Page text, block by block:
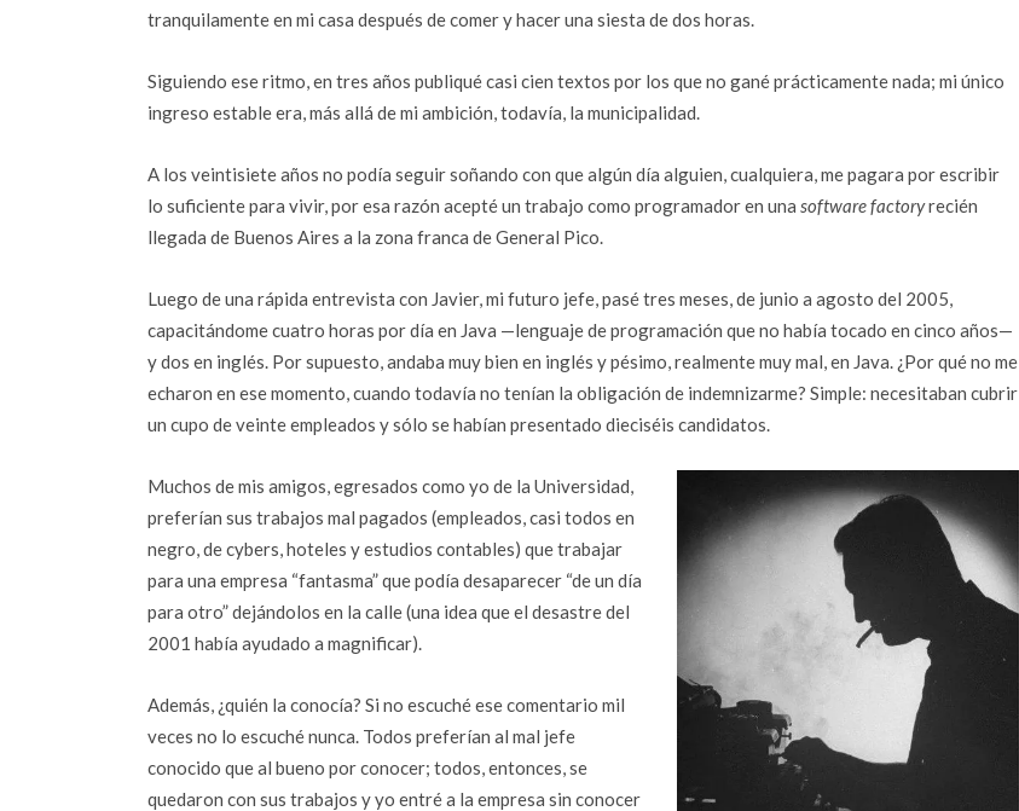
tranquilamente en mi casa después de comer y hacer una siesta de dos horas.
Siguiendo ese ritmo, en tres años publiqué casi cien textos por los que no gané prácticamente nada; mi único
ingreso estable era, más allá de mi ambición, todavía, la municipalidad.
A los veintisiete años no podía seguir soñando con que algún día alguien, cualquiera, me pagara por escribir
lo suficiente para vivir, por esa razón acepté un trabajo como programador en una software factoryrecién
llegada de Buenos Aires a la zona franca de General Pico.
Luego de una rápida entrevista con Javier, mi futuro jefe, pasé tres meses, de junio a agosto del 2005,
capacitándome cuatro horas por día en Java —lenguaje de programación que no había tocado en cinco años—
y dos en inglés. Por supuesto, andaba muy bien en inglés y pésimo, realmente muy mal, en Java. ¿Por qué no me
echaron en ese momento, cuando todavía no tenían la obligación de indemnizarme? Simple: necesitaban cubrir
un cupo de veinte empleados y sólo se habían presentado dieciséis candidatos.
Muchos de mis amigos, egresados como yo de la Universidad,
preferían sus trabajos mal pagados (empleados, casi todos en
negro, de cybers, hoteles y estudios contables) que trabajar
para una empresa “fantasma” que podía desaparecer “de un día
para otro” dejándolos en la calle (una idea que el desastre del
2001 había ayudado a magnificar).
Además, ¿quién la conocía? Si no escuché ese comentario mil
veces no lo escuché nunca. Todos preferían al mal jefe
conocido que al bueno por conocer; todos, entonces, se
quedaron con sus trabajos y yo entré a la empresa sin conocer